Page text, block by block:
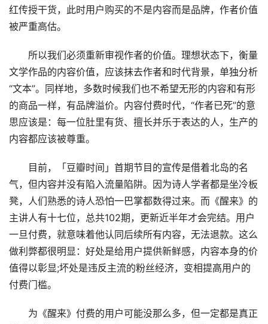
红传授干货，此时用户购买的不是内容而是品牌，作者价值
被严重高估。
所以我们必须重新审视作者的价值。理想状态下，衡量
文学作品的内容价值，应该抹去作者和时代背景，单独分析
“文本”。同样地，多数时候我们也不希望无形的内容和有形
的商品一样，有品牌溢价。内容付费时代，“作者已死”的意
思应该是：每一位肚里有货、擅长并乐于表达的人，生产的
内容都应该被尊重。
目前，「豆瓣时间」首期节目的宣传是借着北岛的名
气，但内容并没有陷入流量陷阱。因为诗人学者都是坐冷板
凳，人们熟悉的诗人恐怕一巴掌都数得过来。而《醒来》的
主讲人有十七位，总共102期，更新近半年才会完结。用户
一旦付费，就意味着他认同后续所有内容，无法退款。这么
做利弊都很明显：好处是给用户提供新鲜感，内容本身的价
值得以彰显;坏处是违反主流的粉丝经济，变相提高用户的
付费门槛。
为《醒来》付费的用户可能没那么多，但一定都是真正